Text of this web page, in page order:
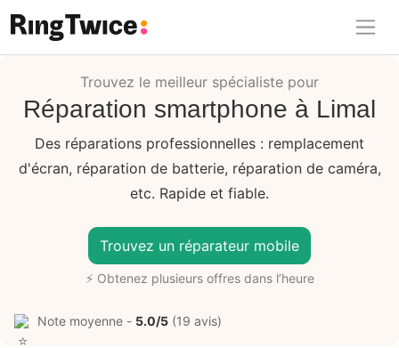
Ring Twice
Trouvez le meilleur spécialiste pour
Réparation smartphone à Limal
Des réparations professionnelles : remplacement
d'écran, réparation de batterie, réparation de caméra,
etc. Rapide et fiable.
Trouvez un réparateur mobile
⚡ Obtenez plusieurs offres dans l’heure
Note moyenne - 5.0/5 (19 avis)